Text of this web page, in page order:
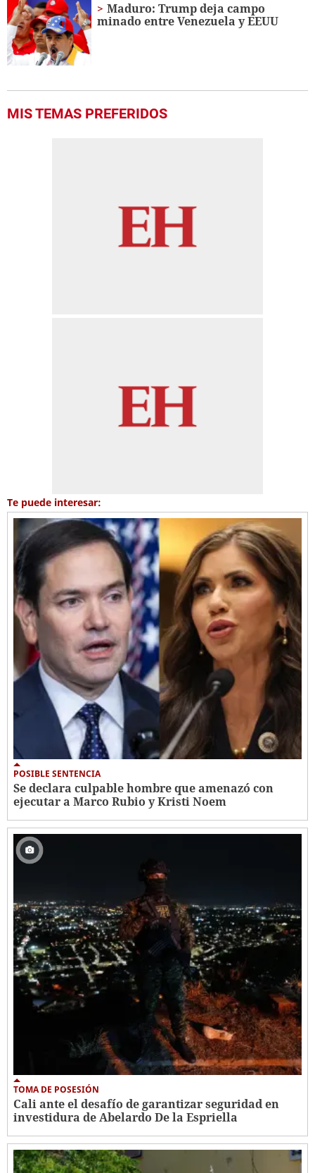
Maduro: Trump deja campo
minado entre Venezuela y EEUU
MIS TEMAS PREFERIDOS
Te puede interesar:
POSIBLE SENTENCIA
Se declara culpable hombre que amenazó con
ejecutar a Marco Rubio y Kristi Noem
TOMA DE POSESIÓN
Cali ante el desafío de garantizar seguridad en
investidura de Abelardo De la Espriella